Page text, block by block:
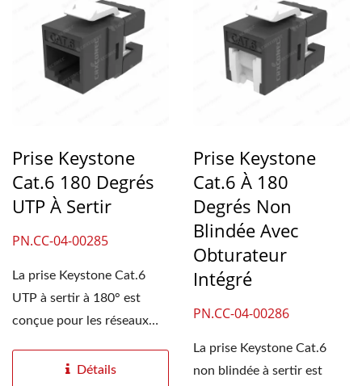
Prise Keystone
Cat.6 180 Degrés
UTP À Sertir
PN.CC-04-00285
La prise Keystone Cat.6
UTP à sertir à 180° est
conçue pour les réseaux
Détails
Prise Keystone
Cat.6 À 180
Degrés Non
Blindée Avec
Obturateur
Intégré
PN.CC-04-00286
La prise Keystone Cat.6
non blindée à sertir est